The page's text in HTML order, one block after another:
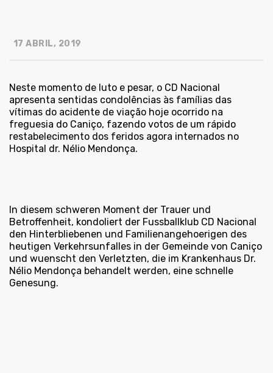
17 ABRIL, 2019
Neste momento de luto e pesar, o CD Nacional
apresenta sentidas condolências às famílias das
vítimas do acidente de viação hoje ocorrido na
freguesia do Caniço, fazendo votos de um rápido
restabelecimento dos feridos agora internados no
Hospital dr. Nélio Mendonça.
In diesem schweren Moment der Trauer und
Betroffenheit, kondoliert der Fussballklub CD Nacional
den Hinterbliebenen und Familienangehoerigen des
heutigen Verkehrsunfalles in der Gemeinde von Caniço
und wuenscht den Verletzten, die im Krankenhaus Dr.
Nélio Mendonça behandelt werden, eine schnelle
Genesung.